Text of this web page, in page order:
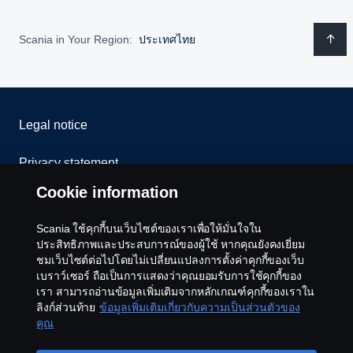
Scania in Your Region: ประเทศไทย
Legal notice
Privacy statement
Cookies
Contact us
Whistleblowing
Cookie settings
Cookie information
Scania ใช้คุกกี้บนเว็บไซต์ของเราเพื่อให้มั่นใจใน
ประสิทธิภาพและประสบการณ์ของผู้ใช้ หากคุณยังคงเยี่ยม
ชมเว็บไซต์ต่อไปโดยไม่เปลี่ยนแปลงการตั้งค่าคุกกี้ของเว็บ
เบราว์เซอร์ ถือเป็นการแสดงว่าคุณยอมรับการใช้คุกกี้ของ
เรา สามารถอ่านข้อมูลเพิ่มเติมจากหลักเกณฑ์คุกกี้ของเราใน
ลิงก์ส่วนท้าย ข้อมูลเพิ่มเติมเกี่ยวกับความเป็นส่วนตัวของ
คุณ